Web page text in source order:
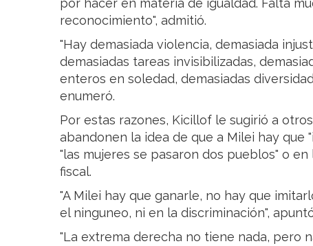
reconocimiento", admitió.
"Hay demasiada violencia, demasiada
demasiadas tareas invisibilizadas,
enteros en soledad, demasiadas
enumeró.
Por estas razones, Kicillof le sugirió a
abandonen la idea de que a Milei hay que
"las mujeres se pasaron dos pueblos" o
fiscal.
"A Milei hay que ganarle, no hay que
el ninguneo, ni en la discriminación",
"La extrema derecha no tiene nada, pero